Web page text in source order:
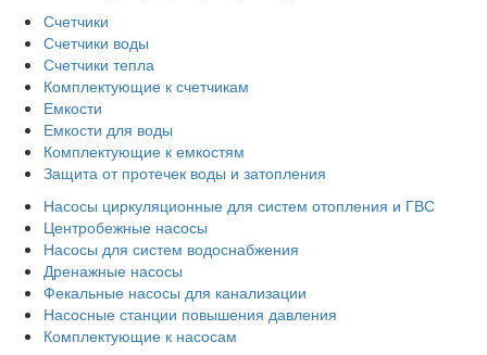
Счетчики
Счетчики воды
Счетчики тепла
Комплектующие к счетчикам
Емкости
Емкости для воды
Комплектующие к емкостям
Защита от протечек воды и затопления
Насосы циркуляционные для систем отопления и ГВС
Центробежные насосы
Насосы для систем водоснабжения
Дренажные насосы
Фекальные насосы для канализации
Насосные станции повышения давления
Комплектующие к насосам